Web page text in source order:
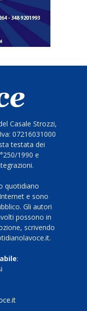
Casale Strozzi,
07216031000
testata dei
1990 e
quotidiano
e sono
Gli autori
possono in
scrivendo
: